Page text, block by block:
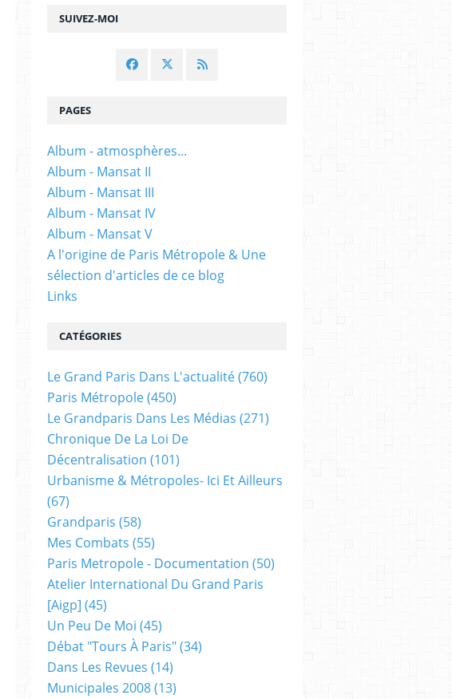
SUIVEZ-MOI
PAGES
Album - atmosphères...
Album - Mansat II
Album - Mansat III
Album - Mansat IV
Album - Mansat V
A l'origine de Paris Métropole & Une
sélection d'articles de ce blog
Links
CATÉGORIES
Le Grand Paris Dans L'actualité(760)
Paris Métropole(450)
Le Grandparis Dans Les Médias (271)
Chronique De La Loi De
Décentralisation (101)
Urbanisme & Métropoles- Ici Et Ailleurs
(67)
Grandparis (58)
Mes Combats (55)
Paris Metropole - Documentation (50)
Atelier International Du Grand Paris
[aigp] (45)
Un Peu De Moi (45)
Débat "tours À Paris"(34)
Dans Les Revues (14)
Municipales 2008(13)